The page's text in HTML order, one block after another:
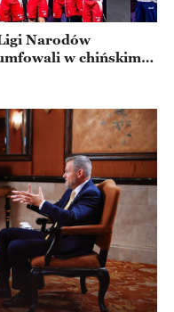
Narodów
w chińskim